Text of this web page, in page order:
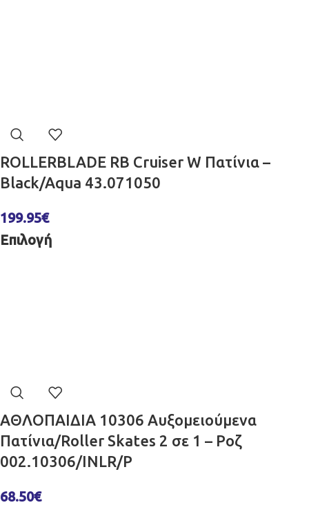
ROLLERBLADE RB Cruiser W Πατίνια –
Black/Aqua 43.071050
199.95€
Επιλογή
ΑΘΛΟΠΑΙΔΙΑ 10306 Αυξομειούμενα
Πατίνια/Roller Skates 2 σε 1 – Ροζ
002.10306/INLR/P
68.50€